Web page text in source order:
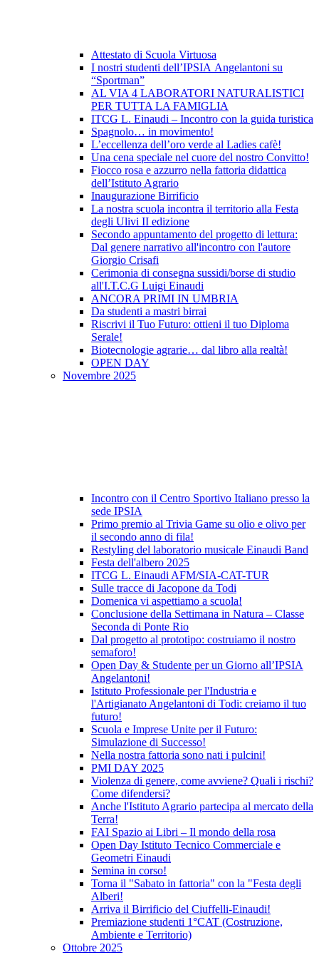
Attestato di Scuola Virtuosa
I nostri studenti dell’IPSIA Angelantoni su
“Sportman”
AL VIA 4 LABORATORI NATURALISTICI
PER TUTTA LA FAMIGLIA
ITCG L. Einaudi – Incontro con la guida turistica
Spagnolo… in movimento!
L’eccellenza dell’oro verde al Ladies cafè!
Una cena speciale nel cuore del nostro Convitto!
Fiocco rosa e azzurro nella fattoria didattica
dell’Istituto Agrario
Inaugurazione Birrificio
La nostra scuola incontra il territorio alla Festa
degli Ulivi II edizione
Secondo appuntamento del progetto di lettura:
Dal genere narrativo all'incontro con l'autore
Giorgio Crisafi
Cerimonia di consegna sussidi/borse di studio
all'I.T.C.G Luigi Einaudi
ANCORA PRIMI IN UMBRIA
Da studenti a mastri birrai
Riscrivi il Tuo Futuro: ottieni il tuo Diploma
Serale!
Biotecnologie agrarie… dal libro alla realtà!
OPEN DAY
Novembre 2025
Incontro con il Centro Sportivo Italiano presso la
sede IPSIA
Primo premio al Trivia Game su olio e olivo per
il secondo anno di fila!
Restyling del laboratorio musicale Einaudi Band
Festa dell'albero 2025
ITCG L. Einaudi AFM/SIA-CAT-TUR
Sulle tracce di Jacopone da Todi
Domenica vi aspettiamo a scuola!
Conclusione della Settimana in Natura – Classe
Seconda di Ponte Rio
Dal progetto al prototipo: costruiamo il nostro
semaforo!
Open Day & Studente per un Giorno all’IPSIA
Angelantoni!
Istituto Professionale per l'Industria e
l'Artigianato Angelantoni di Todi: creiamo il tuo
futuro!
Scuola e Imprese Unite per il Futuro:
Simulazione di Successo!
Nella nostra fattoria sono nati i pulcini!
PMI DAY 2025
Violenza di genere, come avviene? Quali i rischi?
Come difendersi?
Anche l'Istituto Agrario partecipa al mercato della
Terra!
FAI Spazio ai Libri – Il mondo della rosa
Open Day Istituto Tecnico Commerciale e
Geometri Einaudi
Semina in corso!
Torna il "Sabato in fattoria" con la "Festa degli
Alberi!
Arriva il Birrificio del Ciuffelli-Einaudi!
Premiazione studenti 1°CAT (Costruzione,
Ambiente e Territorio)
Ottobre 2025